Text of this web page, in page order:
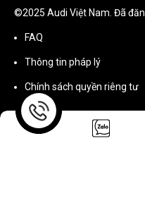
©2025 Audi Việt Nam. Đã
FAQ
Thông tin pháp lý
Chính sách quyền riêng tư